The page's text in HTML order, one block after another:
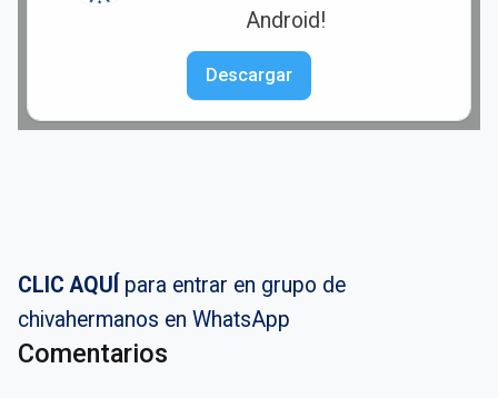
Android!
Descargar
CLIC AQUÍ para entrar en grupo de
chivahermanos en WhatsApp
Comentarios